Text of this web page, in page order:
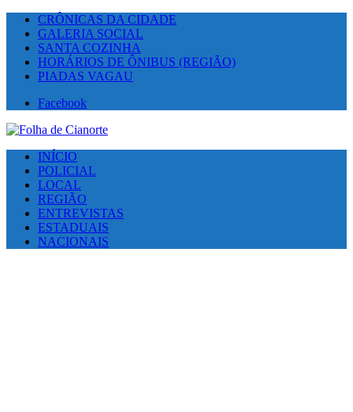
CRÔNICAS DA CIDADE
GALERIA SOCIAL
SANTA COZINHA
HORÁRIOS DE ÔNIBUS (REGIÃO)
PIADAS VAGAU
Facebook
INÍCIO
POLICIAL
LOCAL
REGIÃO
ENTREVISTAS
ESTADUAIS
NACIONAIS